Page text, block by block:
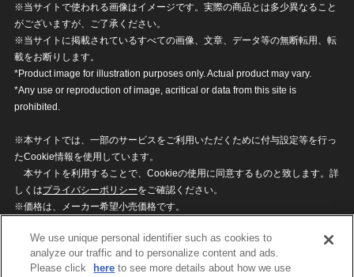
※当サイトで使われる画像はイメージです。実際の商品とは多少異なること
がございますが、ご了承ください。
※当サイトに掲載されているすべての画像、文章、データ等の無断転用、転
載をお断りします。
*Product image for illustration purposes only. Actual product may vary.
*Any use or reproduction of image, acritical or data from this site is
prohibited.
※本サイトでは、一部のサービスをご利用いただくために付与設定等を行っ
たCookie情報を使用しています。
本サイトを利用することで、Cookieの使用に同意するものと致します。詳
しくはプライバシーポリシーをご確認ください。
※価格は、メーカー希望小売価格です。
ざいますのでご了承ください。
We use unique personal identifier such as cookies to
analyze our traffic and to personalize content and ads.
Please click
here to see more details about how we use